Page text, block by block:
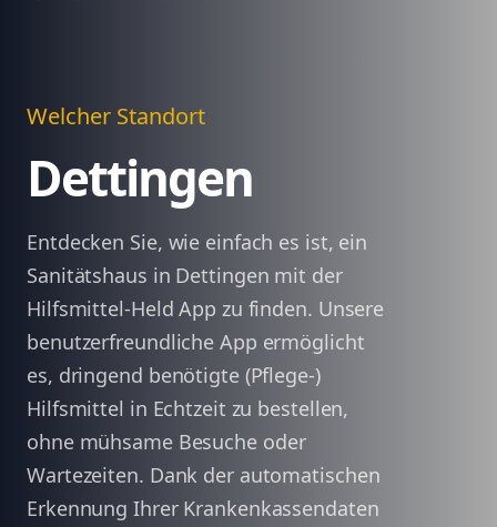
Welcher Standort
Dettingen
Entdecken Sie, wie einfach es ist, ein
Sanitätshaus in Dettingen mit der
Hilfsmittel-Held App zu finden. Unsere
benutzerfreundliche App ermöglicht
es, dringend benötigte (Pflege-)
Hilfsmittel in Echtzeit zu bestellen,
ohne mühsame Besuche oder
Wartezeiten. Dank der automatischen
Erkennung Ihrer Krankenkassendaten